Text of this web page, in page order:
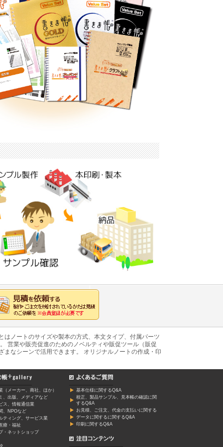
ノートのサイズや製本の方式、本文タイプ、付属パーツ
営業や販売促進のためのノベルティや販促ツール（販促
なシーンで活用できます。 オリジナルノートの作成・印
（メーカー、商社、ほか）
、出版、メディアなど
ス、情報通信業
、NPOなど
ティング、サービス業
療・福祉
・ネットショップ
基本仕様に関するQ&A
校正、製品サンプル、見本帳の確認に関
するQ&A
お見積、ご注文、代金の支払いに関する
データに関するに関するQ&A
印刷に関するQ&A